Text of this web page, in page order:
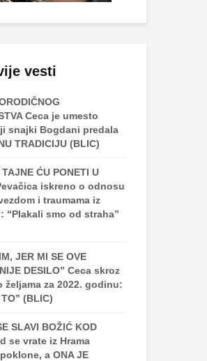
vesti
Ceca je umesto
snajki Bogdani predala
TRADICIJU (BLIC)
TAJNE ĆU PONETI U
iskreno o odnosu
i traumama iz
“Plakali smo od straha”
JER MI SE OVE
DESILO” Ceca skroz
željama za 2022. godinu:
(BLIC)
SLAVI BOŽIĆ KOD
se vrate iz Hrama
a ONA JE